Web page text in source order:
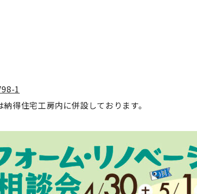
1
得住宅工房内に併設しております。